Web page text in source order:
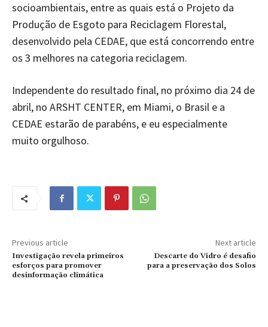
socioambientais, entre as quais está o Projeto da
Produção de Esgoto para Reciclagem Florestal,
desenvolvido pela CEDAE, que está concorrendo entre
os 3 melhores na categoria reciclagem.
Independente do resultado final, no próximo dia 24 de
abril, no ARSHT CENTER, em Miami, o Brasil e a
CEDAE estarão de parabéns, e eu especialmente
muito orgulhoso.
Previous article
Investigação revela primeiros
esforços para promover
desinformação climática
Next article
Descarte do Vidro é desafio
para a preservação dos Solos